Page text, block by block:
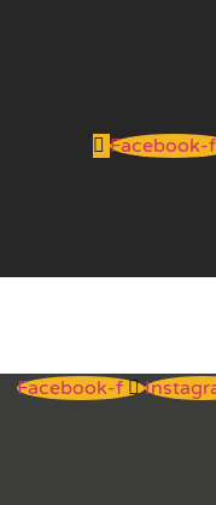
Facebook-f
Facebook-f